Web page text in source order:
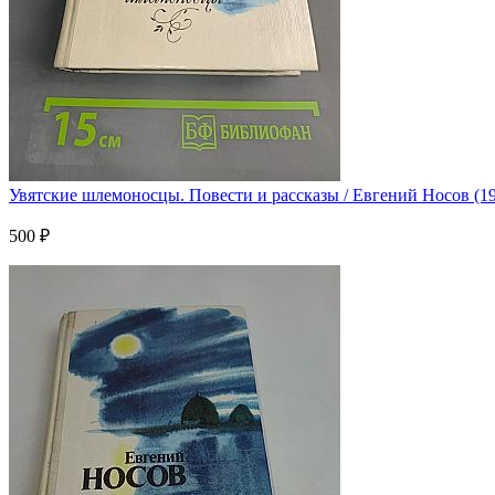
Увятские шлемоносцы. Повести и рассказы / Евгений Носов
500 ₽